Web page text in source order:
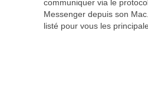
communiquer via le
Messenger depuis son
listé pour vous les